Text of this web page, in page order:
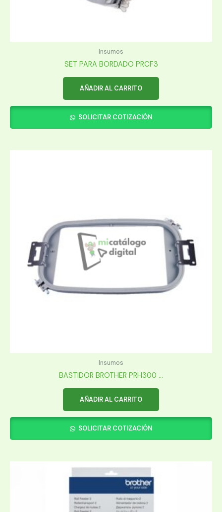
Insumos
SET PARA BORDADO PRCF3
AÑADIR AL CARRITO
SOLICITAR COTIZACIÓN
Insumos
BASTIDOR BROTHER PRH300 ...
AÑADIR AL CARRITO
SOLICITAR COTIZACIÓN